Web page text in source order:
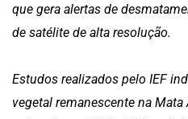
que gera alertas de
de satélite de alta resolução.
Estudos realizados pelo IEF
vegetal remanescente na